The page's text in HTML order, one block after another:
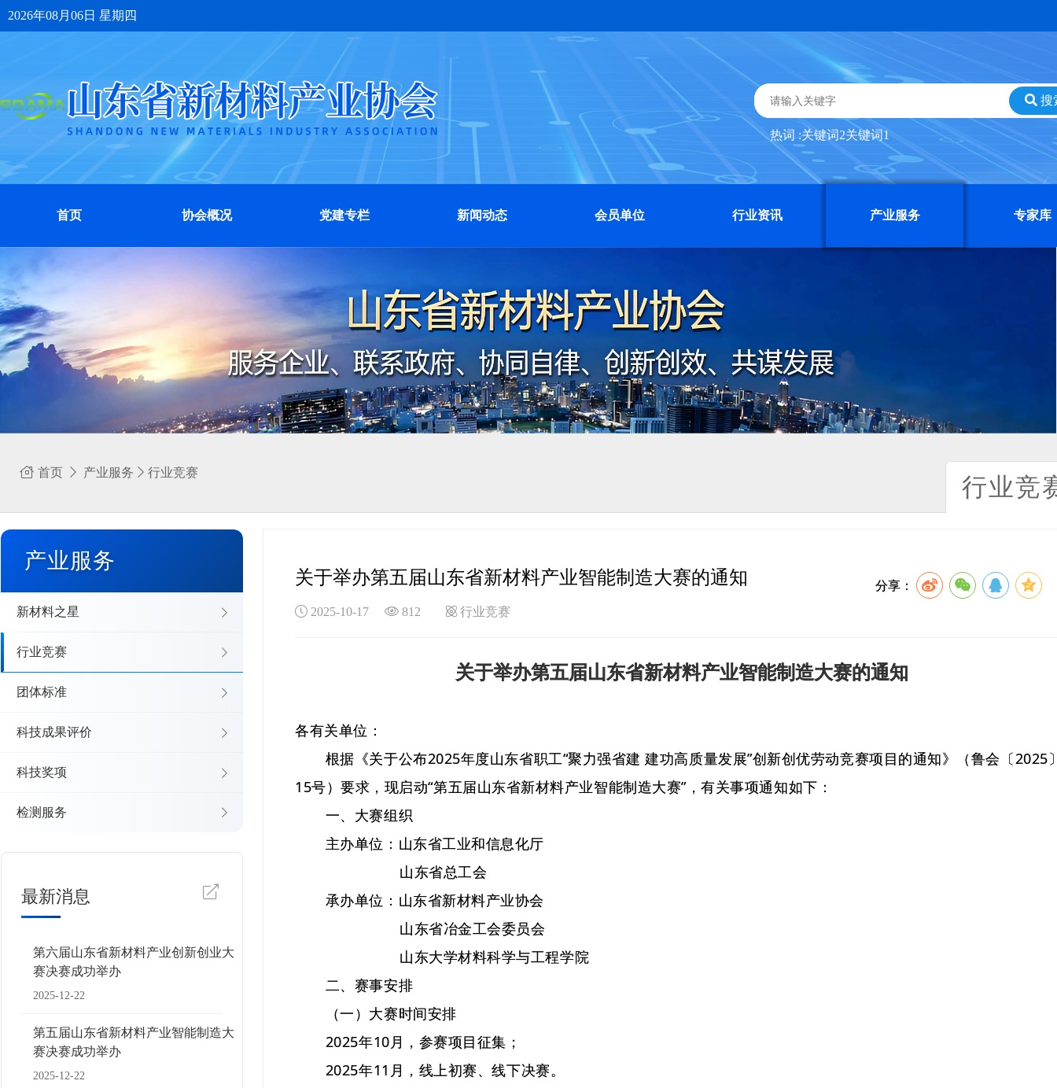
2026年08月06日 星期四
搜
热词 :关键词2关键词1
首页 协会概况 党建专栏 新闻动态 会员单位 行业资讯 产业服务 专家库
首页 产业服务 行业竞赛
行业竞
产业服务
新材料之星
行业竞赛
团体标准
科技成果评价
科技奖项
检测服务
最新消息
第六届山东省新材料产业创新创业大
赛决赛成功举办
2025-12-22
第五届山东省新材料产业智能制造大
赛决赛成功举办
2025-12-22
关于举办第五届山东省新材料产业智能制造大赛的通知
2025-10-17 812 行业竞赛
分享：
关于举办第五届山东省新材料产业智能制造大赛的通知
各有关单位：
根据《关于公布2025年度山东省职工“聚力强省建 建功高质量发展”创新创优劳动竞赛项目的通知》（鲁会〔2025
15号）要求，现启动“第五届山东省新材料产业智能制造大赛”，有关事项通知如下：
一、大赛组织
主办单位：山东省工业和信息化厅
山东省总工会
承办单位：山东省新材料产业协会
山东省冶金工会委员会
山东大学材料科学与工程学院
二、赛事安排
（一）大赛时间安排
2025年10月，参赛项目征集；
2025年11月，线上初赛、线下决赛。